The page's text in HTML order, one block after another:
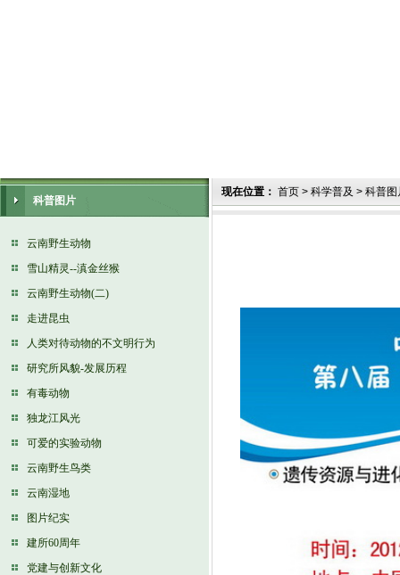
科普图片
云南野生动物
雪山精灵--滇金丝猴
云南野生动物(二)
走进昆虫
人类对待动物的不文明行为
研究所风貌-发展历程
有毒动物
独龙江风光
可爱的实验动物
云南野生鸟类
云南湿地
图片纪实
建所60周年
党建与创新文化
现在位置： 首页 > 科学普及 > 科普图